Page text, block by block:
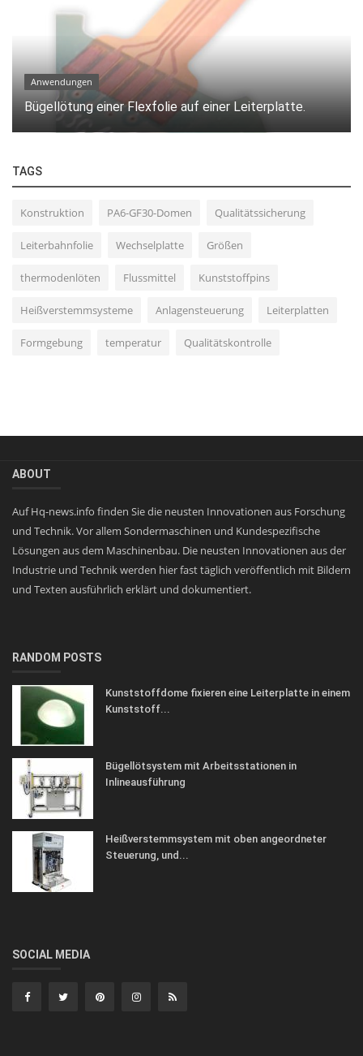
Anwendungen
Bügellötung einer Flexfolie auf einer Leiterplatte.
TAGS
Konstruktion PA6-GF30-Domen Qualitätssicherung
Leiterbahnfolie Wechselplatte Größen
thermodenlöten Flussmittel Kunststoffpins
Heißverstemmsysteme Anlagensteuerung Leiterplatten
Formgebung temperatur Qualitätskontrolle
ABOUT
Auf Hq-news.info finden Sie die neusten Innovationen aus Forschung
und Technik. Vor allem Sondermaschinen und Kundespezifische
Lösungen aus dem Maschinenbau. Die neusten Innovationen aus der
Industrie und Technik werden hier fast täglich veröffentlich mit Bildern
und Texten ausführlich erklärt und dokumentiert.
RANDOM POSTS
Kunststoffdome fixieren eine Leiterplatte in einem
Kunststoff...
Bügellötsystem mit Arbeitsstationen in
Inlineausführung
Heißverstemmsystem mit oben angeordneter
Steuerung, und...
SOCIAL MEDIA